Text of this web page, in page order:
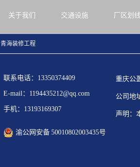
关于我们 交通设施 厂区划
青海装修工程
联系电话：13350374409
E-mail：1194435212@qq.com
手机：13193169307
重庆公
公司地
声明：
渝公网安备 50010802003435号